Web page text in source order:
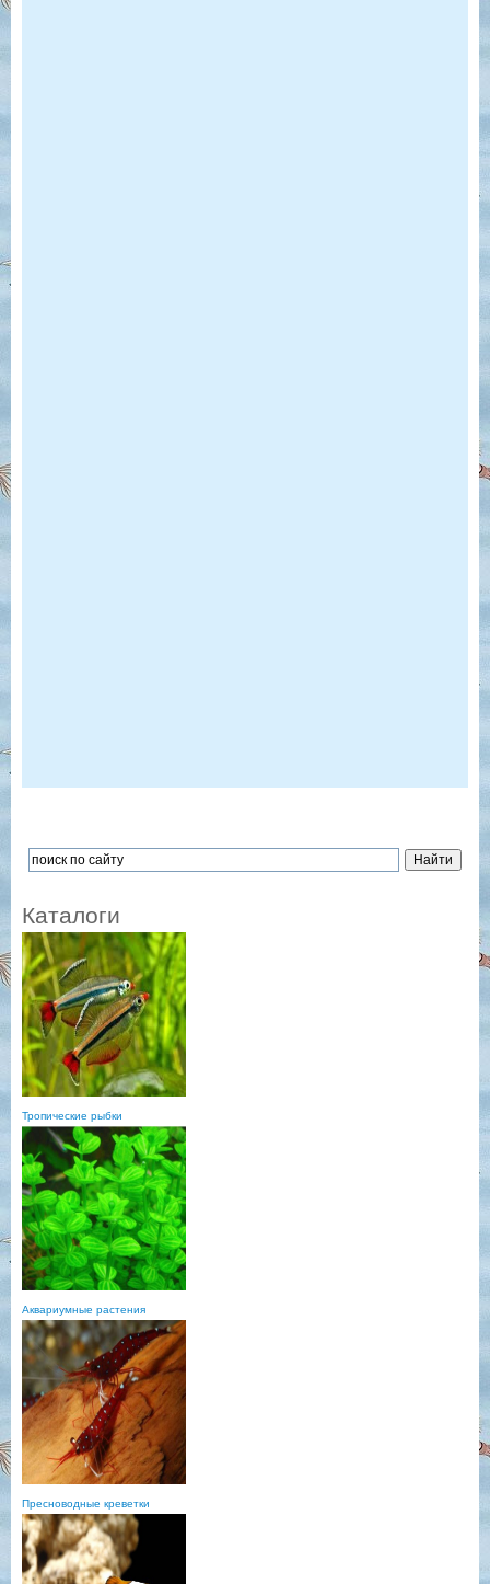
Каталоги
Тропические рыбки
Аквариумные растения
Пресноводные креветки